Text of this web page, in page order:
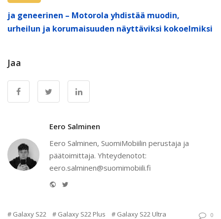
ja geneerinen – Motorola yhdistää muodin,
urheilun ja korumaisuuden näyttäviksi kokoelmiksi
Jaa
Eero Salminen
Eero Salminen, SuomiMobiilin perustaja ja
päätoimittaja. Yhteydenotot:
eero.salminen@suomimobiili.fi
Website
Galaxy S22 Galaxy S22 Plus
Galaxy S22 Ultra
0